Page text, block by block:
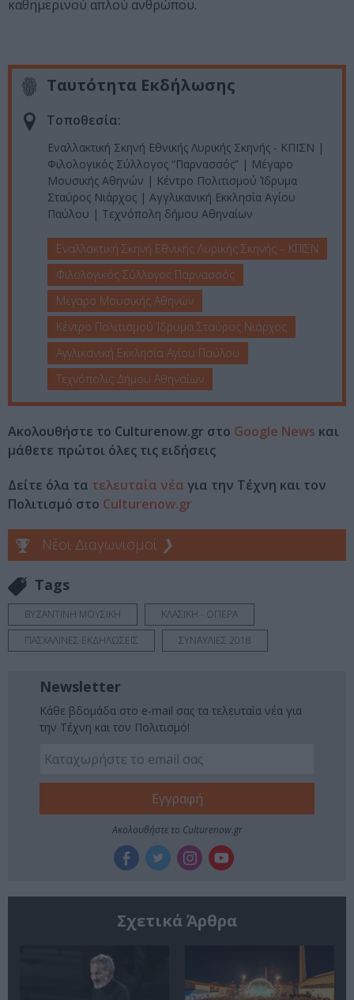
καθημερινού απλού ανθρώπου.
Ταυτότητα Εκδήλωσης
Τοποθεσία:
Εναλλακτική Σκηνή Εθνικής Λυρικής Σκηνής - ΚΠΙΣΝ |
Φιλολογικός Σύλλογος “Παρνασσός” | Μέγαρο
Μουσικής Αθηνών | Κέντρο Πολιτισμού Ίδρυμα
Σταύρος Νιάρχος | Αγγλικανική Εκκλησία Αγίου
Παύλου | Τεχνόπολη δήμου Αθηναίων
Εναλλακτική Σκηνή Εθνικής Λυρικής Σκηνής – ΚΠΙΣΝ
Φιλολογικός Σύλλογος Παρνασσός
Μέγαρο Μουσικής Αθηνών
Κέντρο Πολιτισμού Ίδρυμα Σταύρος Νιάρχος
Αγγλικανική Εκκλησία Αγίου Παύλου
Τεχνόπολις Δήμου Αθηναίων
Ακολουθήστε το Culturenow.gr στο Google News και
μάθετε πρώτοι όλες τις ειδήσεις
Δείτε όλα τα τελευταία νέα για την Τέχνη και τον
Πολιτισμό στο Culturenow.gr
Νέοι Διαγωνισμοί ❯
Tags
ΒΥΖΑΝΤΙΝΗ ΜΟΥΣΙΚΗ
ΚΛΑΣΙΚΗ - ΟΠΕΡΑ
ΠΑΣΧΑΛΙΝΕΣ ΕΚΔΗΛΩΣΕΙΣ
ΣΥΝΑΥΛΙΕΣ 2018
Newsletter
Κάθε βδομάδα στο e-mail σας τα τελευταία νέα για
την Τέχνη και τον Πολιτισμό!
Ακολουθήστε το Culturenow.gr
Σχετικά Άρθρα